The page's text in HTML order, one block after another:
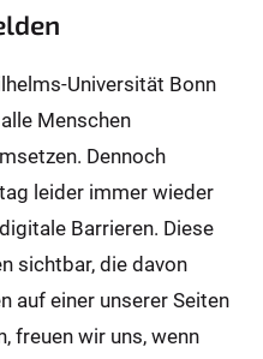
Universität Bonn
Menschen
Dennoch
leider immer wieder
Barrieren. Diese
sichtbar, die davon
auf einer unserer Seiten
freuen wir uns, wenn